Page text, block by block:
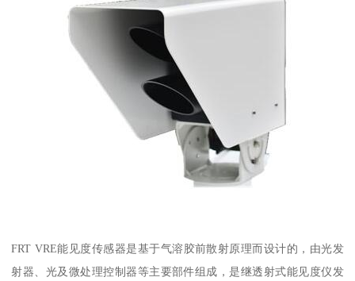
FRT VRE能见度传感器是基于气溶胶前散射原理而设计的，由光发
射器、光及微处理控制器等主要部件组成，是继透射式能见度仪发